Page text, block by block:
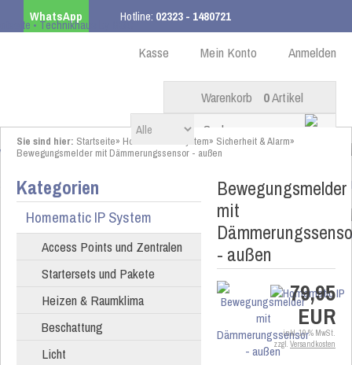
WhatsApp Hotline: 02323 - 1480721
ab 99,00 € innerhalb DE Anmelden
Mein Konto
Kasse
Warenkorb 0Artikel
Sie sind hier: Startseite» Homematic IP System» Sicherheit & Alarm»
Bewegungsmelder mit Dämmerungssensor - außen
Kategorien
Homematic IP System
Access Points und Zentralen
Startersets und Pakete
Heizen & Raumklima
Beschattung
Licht
Bewegungsmelder
mit
- außen
79,95
EUR
inkl. 19 % MwSt.
zzgl. Versandkosten